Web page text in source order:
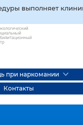
выполняет
при наркомании
Контакты